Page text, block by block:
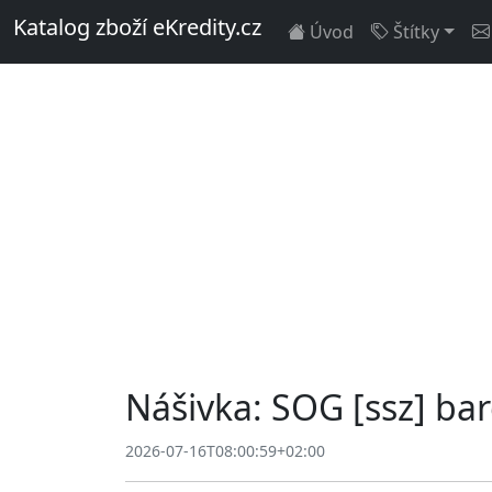
Katalog zboží eKredity.cz Úvod Štítky
Nášivka: SOG [ssz]
2026-07-16T08:00:59+02:00